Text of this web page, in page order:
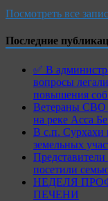
Посмотреть все
Последние
✅ В
вопросы
повышения
Ветераны СВО
на реке Асса
В с.п. Сурхахи
земельных
посетили
НЕДЕЛЯ
ПЕЧЕНИ